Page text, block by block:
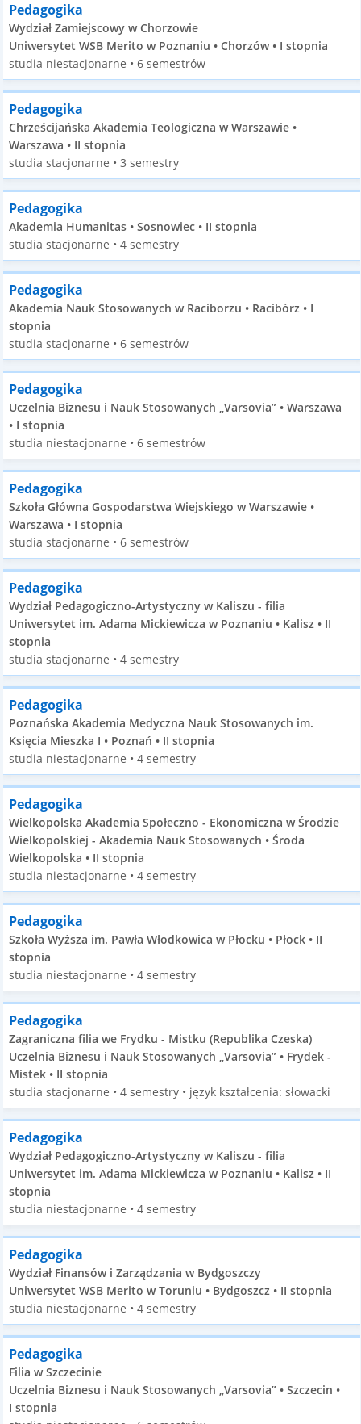
Pedagogika
Wydział Zamiejscowy w Chorzowie
Uniwersytet WSB Merito w Poznaniu • Chorzów • I stopnia
studia niestacjonarne • 6 semestrów
Pedagogika
Chrześcijańska Akademia Teologiczna w Warszawie •
Warszawa • II stopnia
studia stacjonarne • 3 semestry
Pedagogika
Akademia Humanitas • Sosnowiec • II stopnia
studia stacjonarne • 4 semestry
Pedagogika
Akademia Nauk Stosowanych w Raciborzu • Racibórz • I
stopnia
studia stacjonarne • 6 semestrów
Pedagogika
Uczelnia Biznesu i Nauk Stosowanych „Varsovia” • Warszawa
• I stopnia
studia niestacjonarne • 6 semestrów
Pedagogika
Szkoła Główna Gospodarstwa Wiejskiego w Warszawie •
Warszawa • I stopnia
studia stacjonarne • 6 semestrów
Pedagogika
Wydział Pedagogiczno-Artystyczny w Kaliszu - filia
Uniwersytet im. Adama Mickiewicza w Poznaniu • Kalisz • II
stopnia
studia stacjonarne • 4 semestry
Pedagogika
Poznańska Akademia Medyczna Nauk Stosowanych im.
Księcia Mieszka I • Poznań • II stopnia
studia niestacjonarne • 4 semestry
Pedagogika
Wielkopolska Akademia Społeczno - Ekonomiczna w Środzie
Wielkopolskiej - Akademia Nauk Stosowanych • Środa
Wielkopolska • II stopnia
studia niestacjonarne • 4 semestry
Pedagogika
Szkoła Wyższa im. Pawła Włodkowica w Płocku • Płock • II
stopnia
studia niestacjonarne • 4 semestry
Pedagogika
Zagraniczna filia we Frydku - Mistku (Republika Czeska)
Uczelnia Biznesu i Nauk Stosowanych „Varsovia” • Frydek -
Mistek • II stopnia
studia stacjonarne • 4 semestry • język kształcenia: słowacki
Pedagogika
Wydział Pedagogiczno-Artystyczny w Kaliszu - filia
Uniwersytet im. Adama Mickiewicza w Poznaniu • Kalisz • II
stopnia
studia niestacjonarne • 4 semestry
Pedagogika
Wydział Finansów i Zarządzania w Bydgoszczy
Uniwersytet WSB Merito w Toruniu • Bydgoszcz • II stopnia
studia niestacjonarne • 4 semestry
Pedagogika
Filia w Szczecinie
Uczelnia Biznesu i Nauk Stosowanych „Varsovia” • Szczecin •
I stopnia